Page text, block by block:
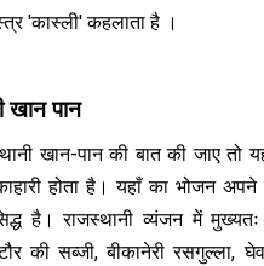
'कास्ली' कहलाता है ।
खान पान
खान-पान की बात की जाए तो
होता है। यहाँ का भोजन
है। राजस्थानी व्यंजन में मुख्यतः
की सब्जी, बीकानेरी रसगुल्ला,